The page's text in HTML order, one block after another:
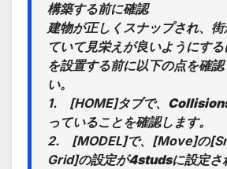
構築する前に確認
建物が正しくスナップされ、
ていて見栄えが良いようにす
を設置する前に以下の点を確
い。
1. [HOME]タブで、
っていることを確認します。
2. [MODEL]で、[Move]の
Grid]の設定が4studsに設定さ